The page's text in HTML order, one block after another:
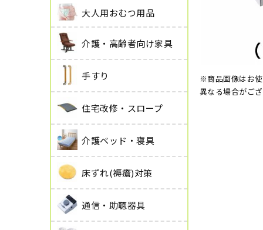
大人用おむつ用品
介護・高齢者向け家具
手すり
住宅改修・スロープ
介護ベッド・寝具
床ずれ(褥瘡)対策
通信・助聴器具
※商品画像はお
異なる場合がご